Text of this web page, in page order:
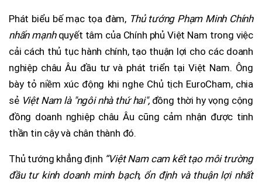
Phát biểu bế mạc tọa đàm, Thủ tướng Phạm Minh Chính
nhấn mạnhquyết tâm của Chính phủ Việt Nam trong việc
cải cách thủ tục hành chính, tạo thuận lợi cho các doanh
nghiệp châu Âu đầu tư và phát triển tại Việt Nam. Ông
bày tỏ niềm xúc động khi nghe Chủ tịch EuroCham, chia
sẻ Việt Nam là "ngôi nhà thứ hai",đồng thời hy vọng cộng
đồng doanh nghiệp châu Âu cũng cảm nhận được tinh
thần tin cậy và chân thành đó.
Thủ tướng khẳng định “Việt Nam cam kết tạo môi trường
đầu tư kinh doanh minh bạch, ổn định và thuận lợi nhất